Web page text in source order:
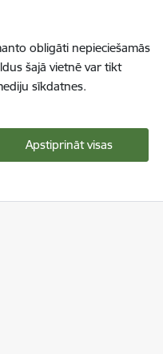
obligāti nepieciešamās
šajā vietnē var tikt
sīkdatnes.
Apstiprināt visas